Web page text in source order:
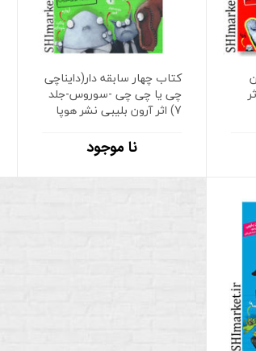
8) اثر
کتاب چهار سابقه دار(دایناچی
چی یا چی چی -سوروس-جلد
7) اثر آرون بلیبی نشر هوپا
نا موجود